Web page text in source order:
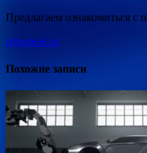
Предлагаем ознакомиться c
robogeek.ru
Похожие записи